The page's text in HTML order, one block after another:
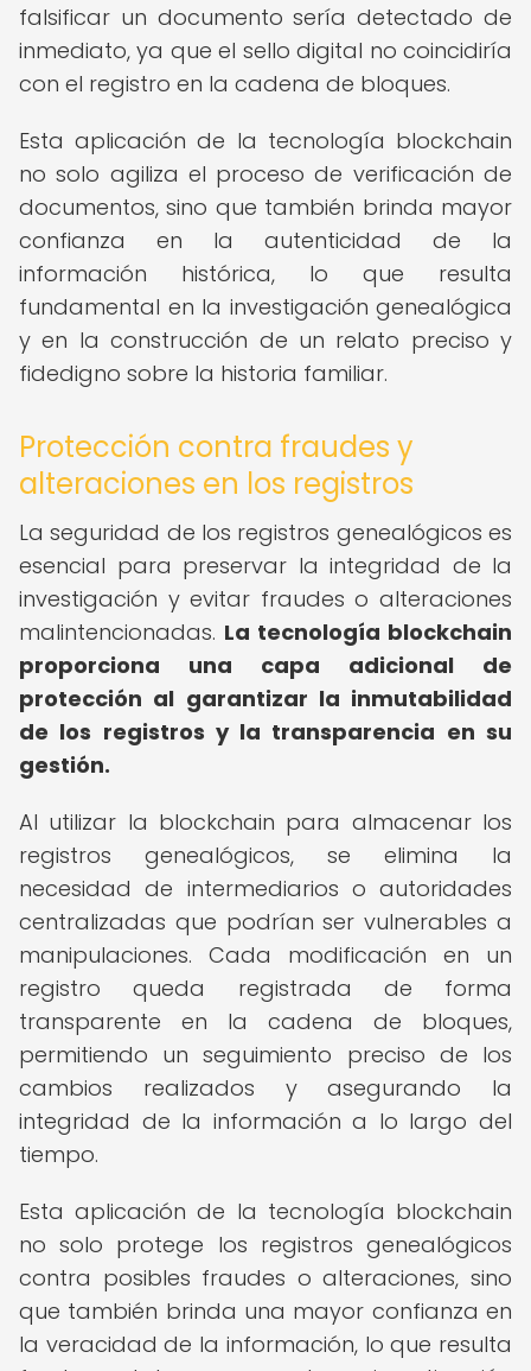
falsificar un documento sería detectado de
inmediato, ya que el sello digital no coincidiría
con el registro en la cadena de bloques.
Esta aplicación de la tecnología blockchain
no solo agiliza el proceso de verificación de
documentos, sino que también brinda mayor
confianza en la autenticidad de la
información histórica, lo que resulta
fundamental en la investigación genealógica
y en la construcción de un relato preciso y
fidedigno sobre la historia familiar.
Protección contra fraudes y
alteraciones en los registros
La seguridad de los registros genealógicos es
esencial para preservar la integridad de la
investigación y evitar fraudes o alteraciones
malintencionadas. La tecnología blockchain
proporciona una capa adicional de
protección al garantizar la inmutabilidad
de los registros y la transparencia en su
gestión.
Al utilizar la blockchain para almacenar los
registros genealógicos, se elimina la
necesidad de intermediarios o autoridades
centralizadas que podrían ser vulnerables a
manipulaciones. Cada modificación en un
registro queda registrada de forma
transparente en la cadena de bloques,
permitiendo un seguimiento preciso de los
cambios realizados y asegurando la
integridad de la información a lo largo del
tiempo.
Esta aplicación de la tecnología blockchain
no solo protege los registros genealógicos
contra posibles fraudes o alteraciones, sino
que también brinda una mayor confianza en
la veracidad de la información, lo que resulta